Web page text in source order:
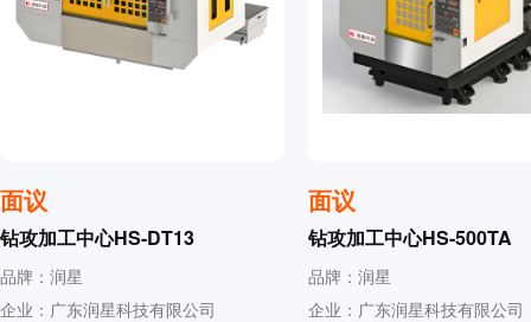
面议
钻攻加工中心HS-DT13
品牌：润星
企业：广东润星科技有限公司
面议
钻攻加工中心HS-500TA
品牌：润星
企业：广东润星科技有限公司